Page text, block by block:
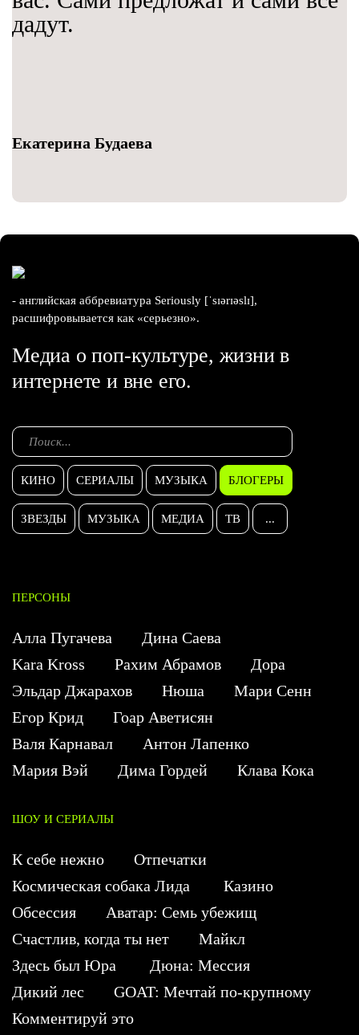
дадут.
Екатерина Будаева
- английская аббревиатура Seriously [ˈsɪərɪəslɪ],
расшифровывается как «серьезно».
Медиа о поп-культуре, жизни в
интернете и вне его.
КИНО СЕРИАЛЫ МУЗЫКА БЛОГЕРЫ
ЗВЕЗДЫ МУЗЫКА МЕДИА ТВ ...
ПЕРСОНЫ
Алла Пугачева
Дина Саева
Kara Kross
Рахим Абрамов
Дора
Эльдар Джарахов
Нюша
Мари Сенн
Егор Крид
Гоар Аветисян
Валя Карнавал
Антон Лапенко
Мария Вэй
Дима Гордей Клава Кока
ШОУ И СЕРИАЛЫ
К себе нежно
Отпечатки
Космическая собака Лида
Казино
Обсессия
Аватар: Семь убежищ
Счастлив, когда ты нет
Майкл
Здесь был Юра
Дюна: Мессия
Дикий лес
GOAT: Мечтай по-крупному
Комментируй это